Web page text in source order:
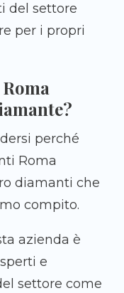
del settore
per i propri
perché
Roma
diamanti che
compito.
azienda è
e
settore come